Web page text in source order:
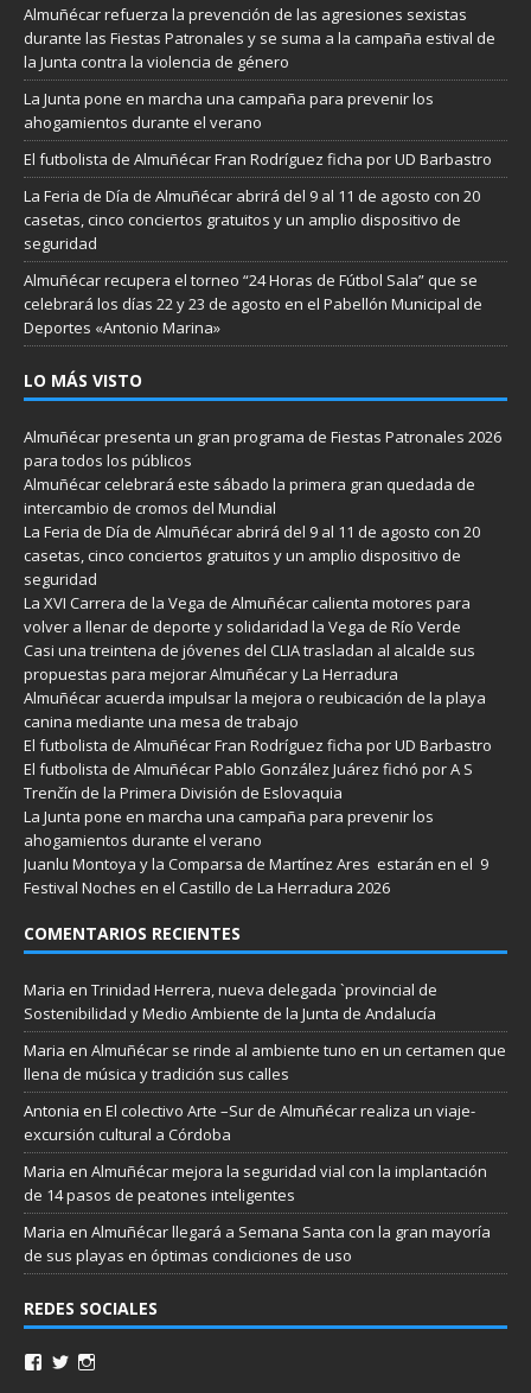
Almuñécar refuerza la prevención de las agresiones sexistas
durante las Fiestas Patronales y se suma a la campaña estival de
la Junta contra la violencia de género
La Junta pone en marcha una campaña para prevenir los
ahogamientos durante el verano
El futbolista de Almuñécar Fran Rodríguez ficha por UD Barbastro
La Feria de Día de Almuñécar abrirá del 9 al 11 de agosto con 20
casetas, cinco conciertos gratuitos y un amplio dispositivo de
seguridad
Almuñécar recupera el torneo “24 Horas de Fútbol Sala” que se
celebrará los días 22 y 23 de agosto en el Pabellón Municipal de
Deportes «Antonio Marina»
LO MÁS VISTO
Almuñécar presenta un gran programa de Fiestas Patronales 2026
para todos los públicos
Almuñécar celebrará este sábado la primera gran quedada de
intercambio de cromos del Mundial
La Feria de Día de Almuñécar abrirá del 9 al 11 de agosto con 20
casetas, cinco conciertos gratuitos y un amplio dispositivo de
seguridad
La XVI Carrera de la Vega de Almuñécar calienta motores para
volver a llenar de deporte y solidaridad la Vega de Río Verde
Casi una treintena de jóvenes del CLIA trasladan al alcalde sus
propuestas para mejorar Almuñécar y La Herradura
Almuñécar acuerda impulsar la mejora o reubicación de la playa
canina mediante una mesa de trabajo
El futbolista de Almuñécar Fran Rodríguez ficha por UD Barbastro
El futbolista de Almuñécar Pablo González Juárez fichó por A S
Trenčín de la Primera División de Eslovaquia
La Junta pone en marcha una campaña para prevenir los
ahogamientos durante el verano
Juanlu Montoya y la Comparsa de Martínez Ares estarán en el 9
Festival Noches en el Castillo de La Herradura 2026
COMENTARIOS RECIENTES
Maria en Trinidad Herrera, nueva delegada `provincial de
Sostenibilidad y Medio Ambiente de la Junta de Andalucía
Maria en Almuñécar se rinde al ambiente tuno en un certamen que
llena de música y tradición sus calles
Antonia en El colectivo Arte –Sur de Almuñécar realiza un viaje-
excursión cultural a Córdoba
Maria en Almuñécar mejora la seguridad vial con la implantación
de 14 pasos de peatones inteligentes
Maria en Almuñécar llegará a Semana Santa con la gran mayoría
de sus playas en óptimas condiciones de uso
REDES SOCIALES